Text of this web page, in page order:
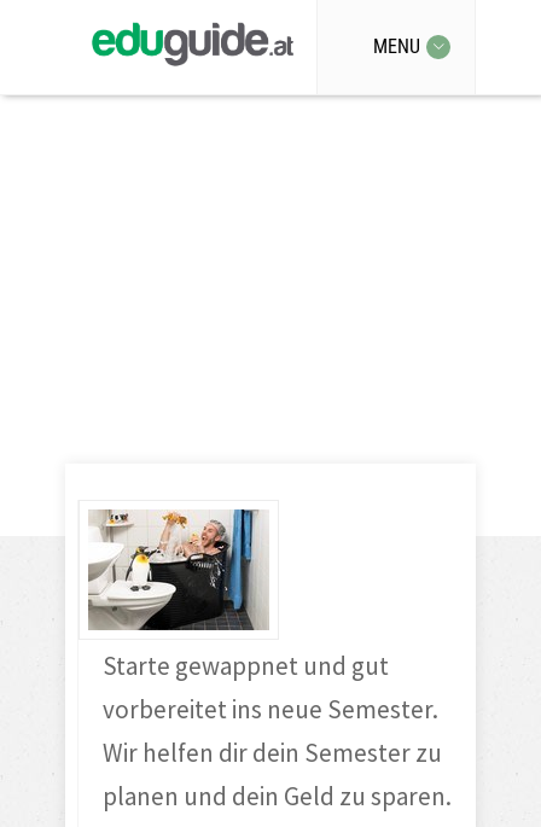
MENU
Starte gewappnet und gut
vorbereitet ins neue Semester.
Wir helfen dir dein Semester zu